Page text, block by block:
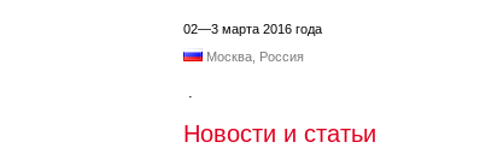
02—3 марта 2016 года
Москва, Россия
.
Новости и статьи